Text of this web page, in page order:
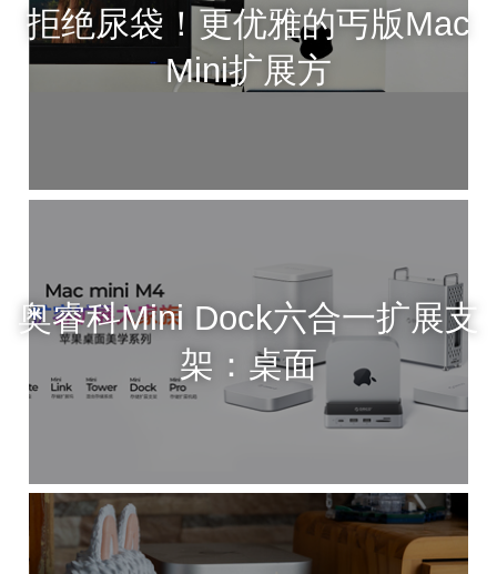
拒绝尿袋！更优雅的丐版Mac
Mini扩展方
奥睿科Mini Dock六合一扩展支
架：桌面